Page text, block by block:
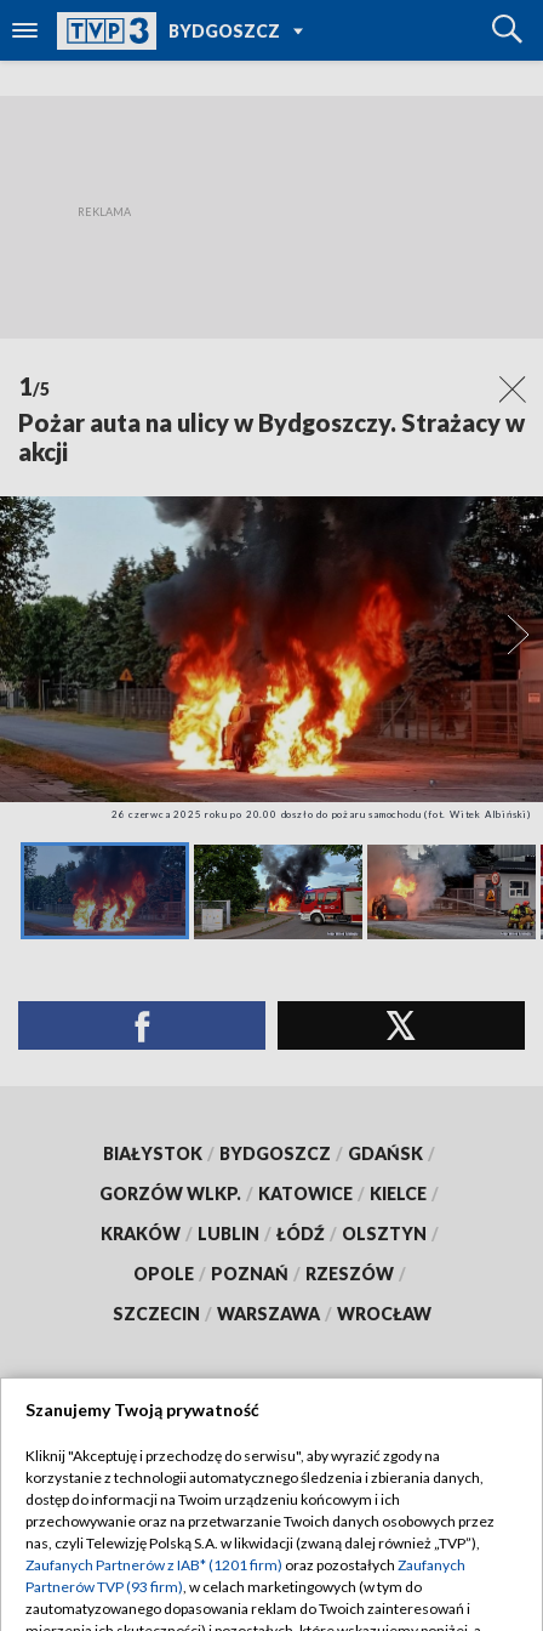
BYDGOSZCZ
TVP REGIONY
1/5
Pożar auta na ulicy w Bydgoszczy. Strażacy w
akcji
26 czerwca 2025 roku po 20.00 doszło do pożaru samochodu (fot. Witek Albiński)
BIAŁYSTOK / BYDGOSZCZ / GDAŃSK /
GORZÓW WLKP. / KATOWICE / KIELCE /
KRAKÓW / LUBLIN / ŁÓDŹ / OLSZTYN /
OPOLE / POZNAŃ / RZESZÓW /
SZCZECIN / WARSZAWA / WROCŁAW
TVP
Abonament TVP
Emisja w TVP
Centrum informacji TVP
Regulamin TVP
Polityka prywatności
Moje zgody
Szanujemy Twoją prywatność
Kliknij "Akceptuję i przechodzę do serwisu", aby wyrazić zgody na
korzystanie z technologii automatycznego śledzenia i zbierania danych,
dostęp do informacji na Twoim urządzeniu końcowym i ich
przechowywanie oraz na przetwarzanie Twoich danych osobowych przez
nas, czyli Telewizję Polską S.A. w likwidacji (zwaną dalej również „TVP”),
Zaufanych Partnerów z IAB* (1201 firm) oraz pozostałych Zaufanych
Partnerów TVP (93 firm), w celach marketingowych (w tym do
zautomatyzowanego dopasowania reklam do Twoich zainteresowań i